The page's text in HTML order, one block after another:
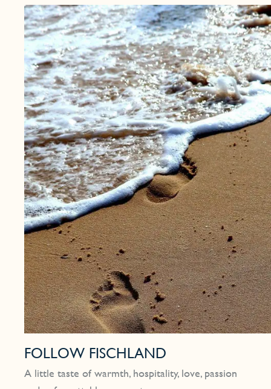
FOLLOW FISCHLAND
A little taste of warmth, hospitality, love, passion